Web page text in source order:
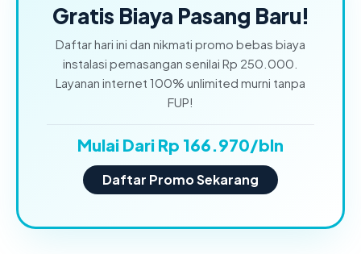
Gratis Biaya Pasang Baru!
Daftar hari ini dan nikmati promo bebas biaya
instalasi pemasangan senilai Rp 250.000.
Layanan internet 100% unlimited murni tanpa
FUP!
Mulai Dari Rp 166.970/bln
Daftar Promo Sekarang